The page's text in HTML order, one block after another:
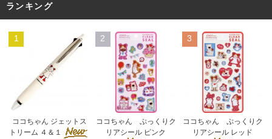
ランキング
1
ココちゃん ジェットス
トリーム ４＆１
2
ココちゃん ぷっくりク
リアシール ピンク
3
ココちゃん ぷっくりク
リアシール レッド